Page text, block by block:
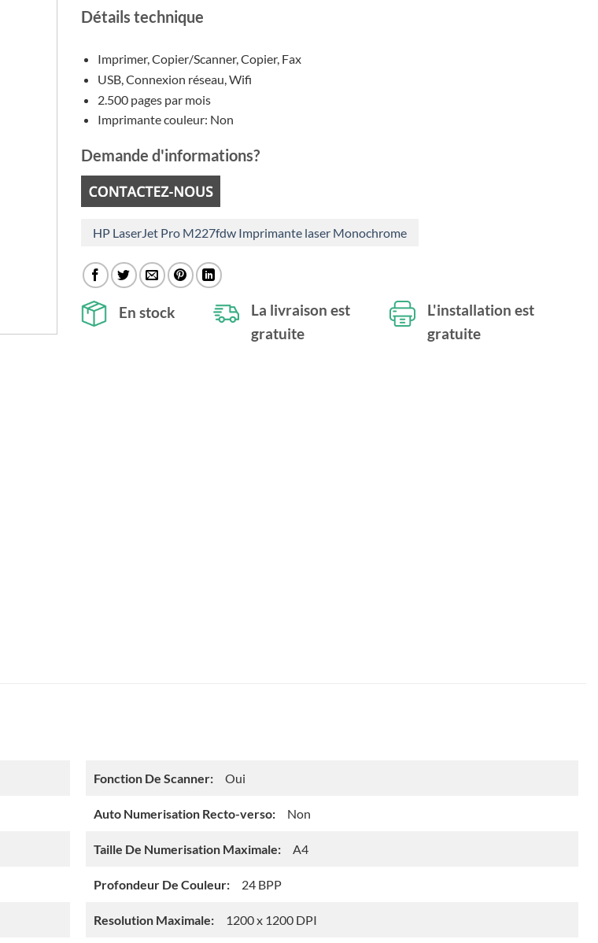
était :
€363,55.€347,02.
Détails technique
Imprimer, Copier/Scanner, Copier, Fax
USB, Connexion réseau, Wifi
2.500 pages par mois
Imprimante couleur: Non
Demande d'informations?
HP LaserJet Pro M227fdw Imprimante laser Monochrome
En stock
La livraison est
gratuite
L'installation est
gratuite
Fonction De Scanner: Oui
Auto Numerisation Recto-verso: Non
Taille De Numerisation Maximale: A4
Profondeur De Couleur: 24 BPP
Resolution Maximale: 1200 x 1200 DPI